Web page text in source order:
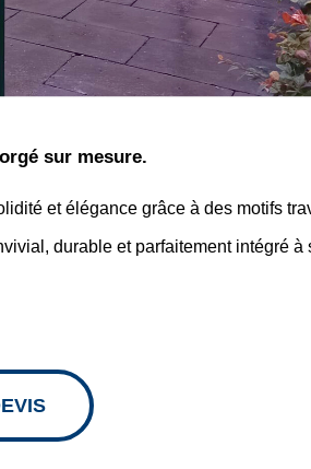
sur mesure.
et élégance grâce à des motifs
durable et parfaitement intégré à